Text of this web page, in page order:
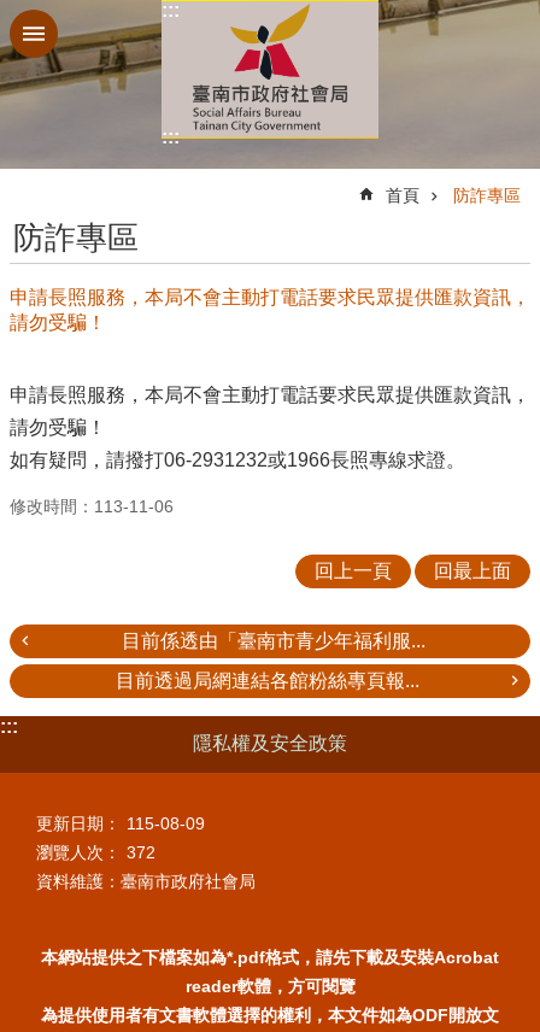
跳到主要內容區塊
:::
:::
首頁 防詐專區
防詐專區
申請長照服務，本局不會主動打電話要求民眾提供匯款資訊，
請勿受騙！
申請長照服務，本局不會主動打電話要求民眾提供匯款資訊，
請勿受騙！
如有疑問，請撥打06-2931232或1966長照專線求證。
修改時間：113-11-06
回上一頁 回最上面
目前係透由「臺南市青少年福利服...
目前透過局網連結各館粉絲專頁報...
:::
隱私權及安全政策
更新日期：
115-08-09
瀏覽人次：
372
資料維護：臺南市政府社會局
本網站提供之下檔案如為*.pdf格式，請先下載及安裝Acrobat
reader軟體，方可閱覽
為提供使用者有文書軟體選擇的權利，本文件如為ODF開放文